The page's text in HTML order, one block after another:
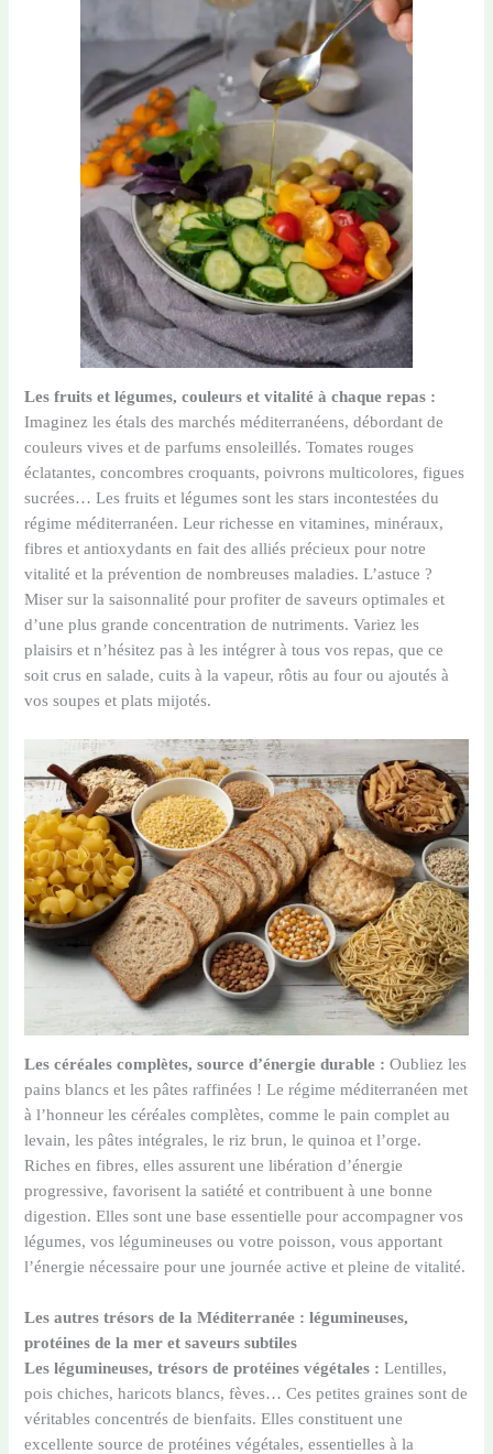
Les fruits et légumes, couleurs et vitalité à chaque repas :
Imaginez les étals des marchés méditerranéens, débordant de
couleurs vives et de parfums ensoleillés. Tomates rouges
éclatantes, concombres croquants, poivrons multicolores, figues
sucrées… Les fruits et légumes sont les stars incontestées du
régime méditerranéen. Leur richesse en vitamines, minéraux,
fibres et antioxydants en fait des alliés précieux pour notre
vitalité et la prévention de nombreuses maladies. L’astuce ?
Miser sur la saisonnalité pour profiter de saveurs optimales et
d’une plus grande concentration de nutriments. Variez les
plaisirs et n’hésitez pas à les intégrer à tous vos repas, que ce
soit crus en salade, cuits à la vapeur, rôtis au four ou ajoutés à
vos soupes et plats mijotés.
Les céréales complètes, source d’énergie durable : Oubliez les
pains blancs et les pâtes raffinées ! Le régime méditerranéen met
à l’honneur les céréales complètes, comme le pain complet au
levain, les pâtes intégrales, le riz brun, le quinoa et l’orge.
Riches en fibres, elles assurent une libération d’énergie
progressive, favorisent la satiété et contribuent à une bonne
digestion. Elles sont une base essentielle pour accompagner vos
légumes, vos légumineuses ou votre poisson, vous apportant
l’énergie nécessaire pour une journée active et pleine de vitalité.
Les autres trésors de la Méditerranée : légumineuses,
protéines de la mer et saveurs subtiles
Les légumineuses, trésors de protéines végétales : Lentilles,
pois chiches, haricots blancs, fèves… Ces petites graines sont de
véritables concentrés de bienfaits. Elles constituent une
excellente source de protéines végétales, essentielles à la